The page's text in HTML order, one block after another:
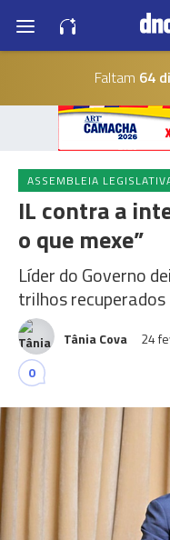
Faltam 64
ASSEMBLEIA
IL contra a
o que mexe”
Líder do Governo
trilhos recuperados
Tânia Cova 24
0